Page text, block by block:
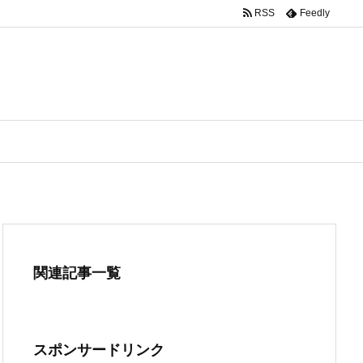
RSS Feedly
関連記事一覧
スポンサードリンク